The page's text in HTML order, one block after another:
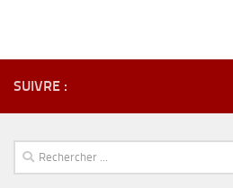
SUIVRE :